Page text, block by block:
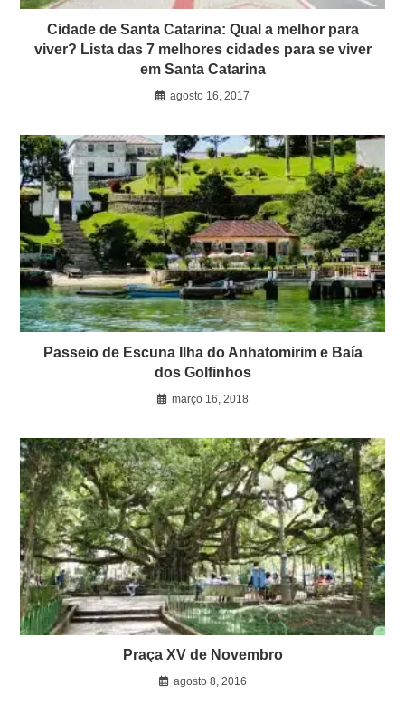
Cidade de Santa Catarina: Qual a melhor para
viver? Lista das 7 melhores cidades para se viver
em Santa Catarina
agosto 16, 2017
Passeio de Escuna Ilha do Anhatomirim e Baía
dos Golfinhos
março 16, 2018
Praça XV de Novembro
agosto 8, 2016